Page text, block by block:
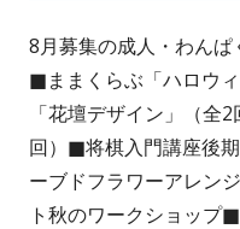
8月募集の成人・わん
■ままくらぶ「ハロウ
「花壇デザイン」（全
回）■将棋入門講座後
ーブドフラワーアレン
ト秋のワークショップ